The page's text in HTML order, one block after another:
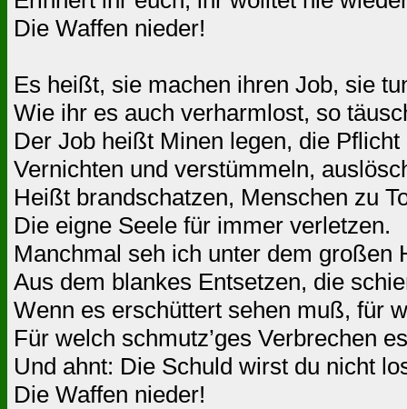
Die Waffen nieder!
Es heißt, sie machen ihren Job, sie
Wie ihr es auch verharmlost, so
Der Job heißt Minen legen, die Pflicht
Vernichten und verstümmeln,
Heißt brandschatzen, Menschen zu
Die eigne Seele für immer verletzen.
Manchmal seh ich unter dem großen
Aus dem blankes Entsetzen, die
Wenn es erschüttert sehen muß, für
Für welch schmutz’ges Verbrechen
Und ahnt: Die Schuld wirst du nicht
Die Waffen nieder!